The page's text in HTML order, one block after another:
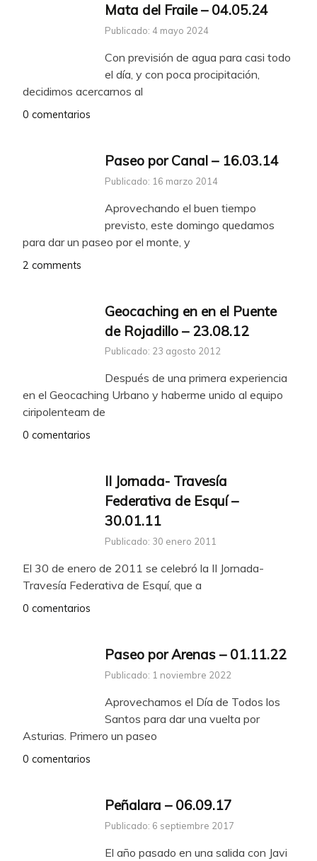
Mata del Fraile – 04.05.24
Publicado: 4 mayo 2024
Con previsión de agua para casi todo
el día, y con poca procipitación,
decidimos acercarnos al
0 comentarios
Paseo por Canal – 16.03.14
Publicado: 16 marzo 2014
Aprovechando el buen tiempo
previsto, este domingo quedamos
para dar un paseo por el monte, y
2 comments
Geocaching en en el Puente
de Rojadillo – 23.08.12
Publicado: 23 agosto 2012
Después de una primera experiencia
en el Geocaching Urbano y haberme unido al equipo
ciripolenteam de
0 comentarios
II Jornada- Travesía
Federativa de Esquí –
30.01.11
Publicado: 30 enero 2011
El 30 de enero de 2011 se celebró la II Jornada-
Travesía Federativa de Esquí, que a
0 comentarios
Paseo por Arenas – 01.11.22
Publicado: 1 noviembre 2022
Aprovechamos el Día de Todos los
Santos para dar una vuelta por
Asturias. Primero un paseo
0 comentarios
Peñalara – 06.09.17
Publicado: 6 septiembre 2017
El año pasado en una salida con Javi